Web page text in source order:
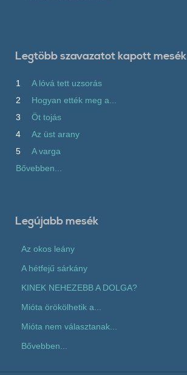
Legtöbb szavazatot kapott mesék
1
A lóvá tett uzsorás
2
Hogyan ették meg a...
3
Öt tojás
4
Az üst arany
5
A varga
Bővebben...
Legújabb mesék
Az okos leány
A hétfejű sárkány
KINEK NEHEZEBB A DOLGA?
Mióta örökölhetik a...
Mióta nem választanak...
Bővebben...